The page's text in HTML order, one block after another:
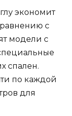
экономит
с
модели с
спален.
по каждой
для